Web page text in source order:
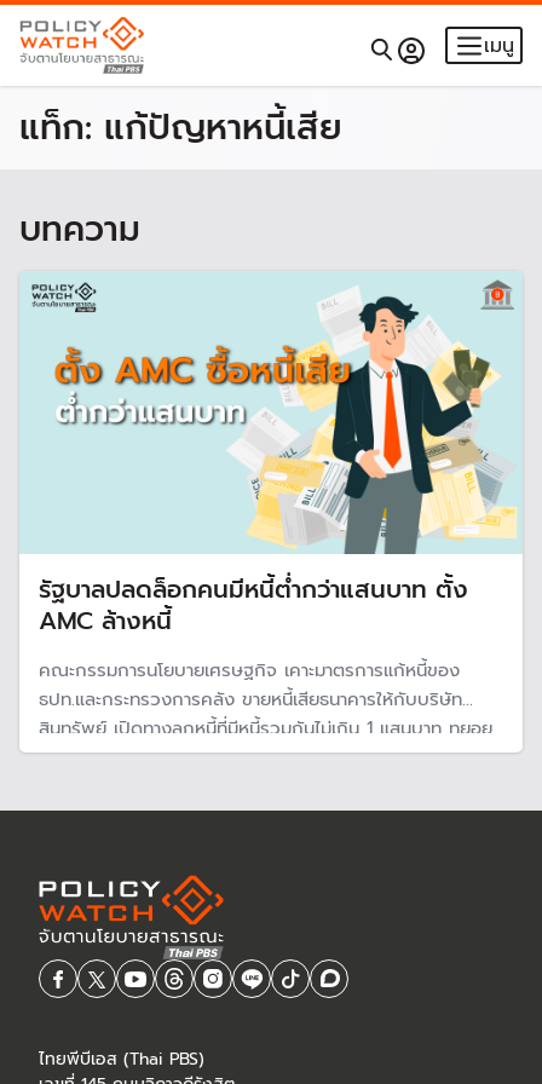
เมนู
แท็ก: แก้ปัญหาหนี้เสีย
บทความ
รัฐบาลปลดล็อกคนมีหนี้ต่ำกว่าแสนบาท ตั้ง
AMC ล้างหนี้
คณะกรรมการนโยบายเศรษฐกิจ เคาะมาตรการแก้หนี้ของ
ธปท.และกระทรวงการคลัง ขายหนี้เสียธนาคารให้กับบริษัท
สินทรัพย์ เปิดทางลูกหนี้ที่มีหนี้รวมกันไม่เกิน 1 แสนบาท ทยอย
ปิดจบหนี้ โดยยกเว้นดอกเบี้ย ค่าปรับ ค่าธรรมเนียม ลดเงินต้น
ตั้งตัวผ่าน ธ.ออมสิน
ไทยพีบีเอส (Thai PBS)